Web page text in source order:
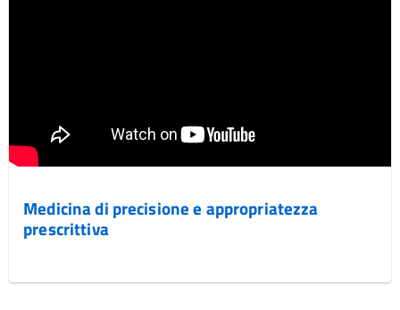
Medicina di precisione e appropriatezza
prescrittiva